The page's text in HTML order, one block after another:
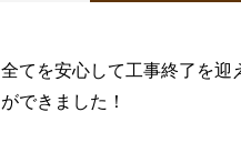
全てを安心して工事終了を迎
ができました！